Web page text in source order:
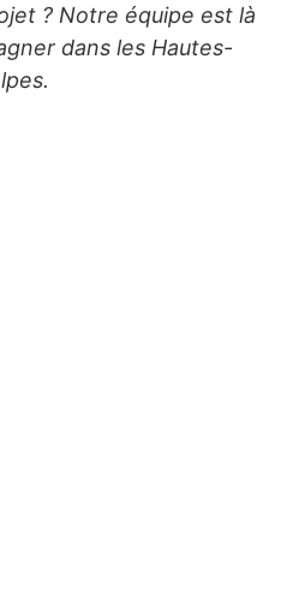
? Notre équipe est là
dans les Hautes-